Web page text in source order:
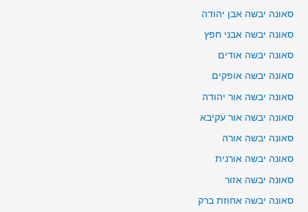
סאונה יבשה אבן יהודה
סאונה יבשה אבני חפץ
סאונה יבשה אודים
סאונה יבשה אופקים
סאונה יבשה אור יהודה
סאונה יבשה אור עקיבא
סאונה יבשה אורה
סאונה יבשה אורנית
סאונה יבשה אזור
סאונה יבשה אחוזת ברק